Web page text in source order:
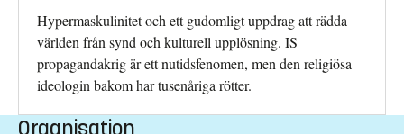
Hypermaskulinitet och ett gudomligt uppdrag att rädda
världen från synd och kulturell upplösning. IS
propagandakrig är ett nutidsfenomen, men den religiösa
ideologin bakom har tusenåriga rötter.